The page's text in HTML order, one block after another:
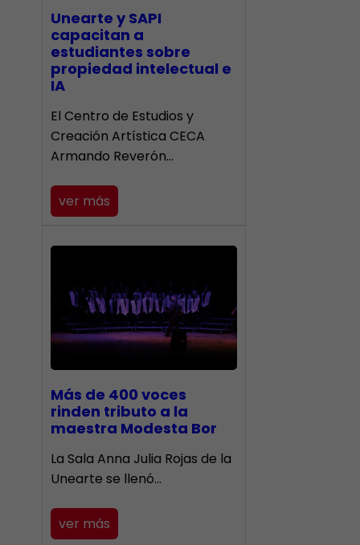
Unearte y SAPI
capacitan a
estudiantes sobre
propiedad intelectual e
IA
El Centro de Estudios y
Creación Artística CECA
Armando Reverón…
ver más
Más de 400 voces
rinden tributo a la
maestra Modesta Bor
​La Sala Anna Julia Rojas de la
Unearte se llenó…
ver más